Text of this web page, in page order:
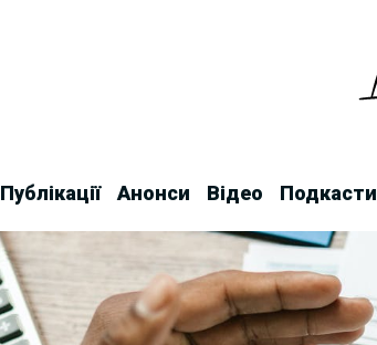
Публікації Анонси Відео Подкасти